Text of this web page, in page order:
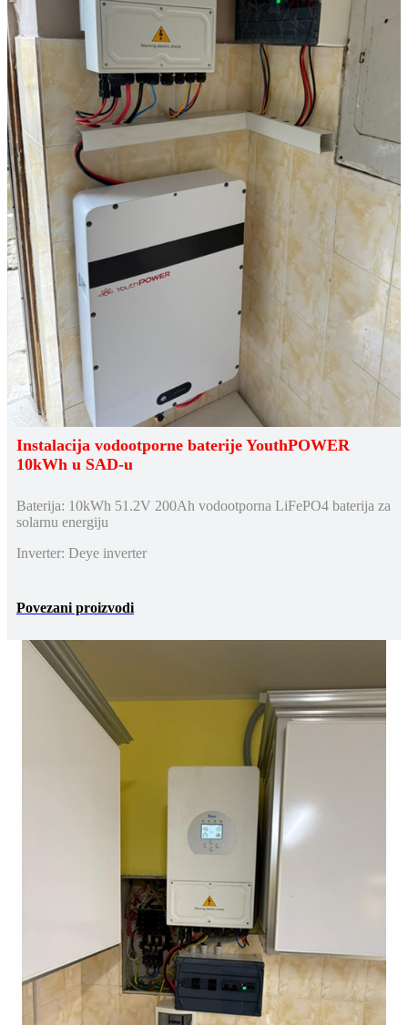
Instalacija vodootporne baterije YouthPOWER
10kWh u SAD-u
Baterija: 10kWh 51.2V 200Ah vodootporna LiFePO4 baterija za
solarnu energiju
Inverter: Deye inverter
Povezani proizvodi